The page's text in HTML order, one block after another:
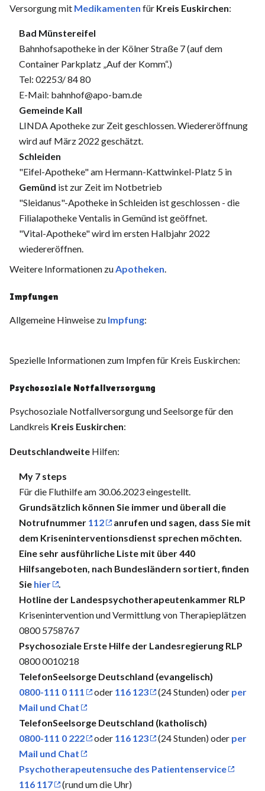
Versorgung mit Medikamenten für Kreis Euskirchen:
Bad Münstereifel
Bahnhofsapotheke in der Kölner Straße 7 (auf dem
Container Parkplatz „Auf der Komm“.)
Tel: 02253/ 84 80
E-Mail: bahnhof@apo-bam.de
Gemeinde Kall
LINDA Apotheke zur Zeit geschlossen. Wiedereröffnung
wird auf März 2022 geschätzt.
Schleiden
"Eifel-Apotheke" am Hermann-Kattwinkel-Platz 5 in
Gemünd ist zur Zeit im Notbetrieb
"Sleidanus"-Apotheke in Schleiden ist geschlossen - die
Filialapotheke Ventalis in Gemünd ist geöffnet.
"Vital-Apotheke" wird im ersten Halbjahr 2022
wiedereröffnen.
Weitere Informationen zuApotheken.
Impfungen
Allgemeine Hinweise zu Impfung:
Spezielle Informationen zum Impfen für Kreis Euskirchen:
Psychosoziale Notfallversorgung
Psychosoziale Notfallversorgung und Seelsorge für den
Landkreis Kreis Euskirchen:
Deutschlandweite Hilfen:
My 7 steps
Für die Fluthilfe am 30.06.2023 eingestellt.
Grundsätzlich können Sie immer und überall die
Notrufnummer 112
anrufen und sagen, dass Sie mit
dem Kriseninterventionsdienst sprechen möchten.
Eine sehr ausführliche Liste mit über 440
Hilfsangeboten, nach Bundesländern sortiert, finden
Sie hier
.
Hotline der Landespsychotherapeutenkammer RLP
Krisenintervention und Vermittlung von Therapieplätzen
0800 5758767
Psychosoziale Erste Hilfe der Landesregierung RLP
0800 0010218
TelefonSeelsorge Deutschland (evangelisch)
0800-111 0 111
oder 116 123 (24 Stunden) oder per
Mail und Chat
TelefonSeelsorge Deutschland (katholisch)
0800-111 0 222
oder 116 123 (24 Stunden) oder per
Mail und Chat
Psychotherapeutensuche des Patientenservice
116 117
(rund um die Uhr)